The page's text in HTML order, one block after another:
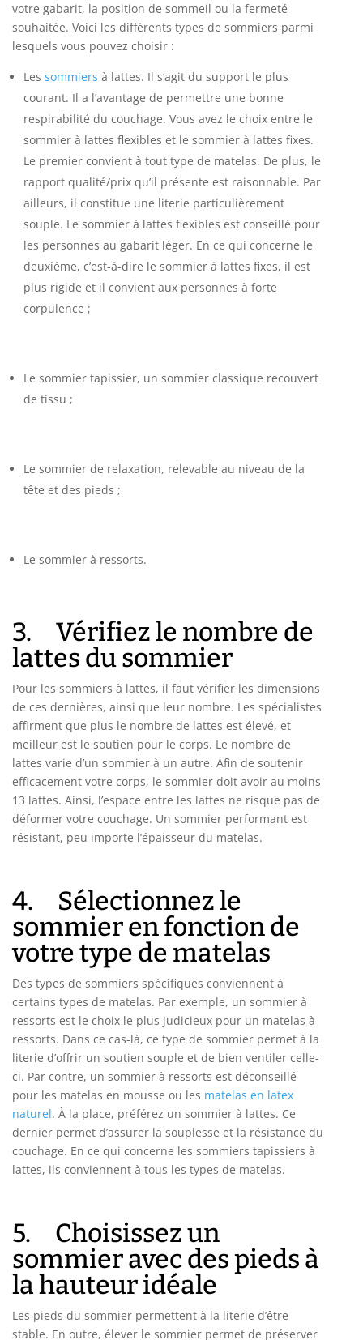
votre gabarit, la position de sommeil ou la fermeté
souhaitée. Voici les différents types de sommiers parmi
lesquels vous pouvez choisir :
Les sommiers à lattes. Il s’agit du support le plus
courant. Il a l’avantage de permettre une bonne
respirabilité du couchage. Vous avez le choix entre le
sommier à lattes flexibles et le sommier à lattes fixes.
Le premier convient à tout type de matelas. De plus, le
rapport qualité/prix qu’il présente est raisonnable. Par
ailleurs, il constitue une literie particulièrement
souple. Le sommier à lattes flexibles est conseillé pour
les personnes au gabarit léger. En ce qui concerne le
deuxième, c’est-à-dire le sommier à lattes fixes, il est
plus rigide et il convient aux personnes à forte
corpulence ;
Le sommier tapissier, un sommier classique recouvert
de tissu ;
Le sommier de relaxation, relevable au niveau de la
tête et des pieds ;
Le sommier à ressorts.
3. Vérifiez le nombre de
lattes du sommier
Pour les sommiers à lattes, il faut vérifier les dimensions
de ces dernières, ainsi que leur nombre. Les spécialistes
affirment que plus le nombre de lattes est élevé, et
meilleur est le soutien pour le corps. Le nombre de
lattes varie d’un sommier à un autre. Afin de soutenir
efficacement votre corps, le sommier doit avoir au moins
13 lattes. Ainsi, l’espace entre les lattes ne risque pas de
déformer votre couchage. Un sommier performant est
résistant, peu importe l’épaisseur du matelas.
4. Sélectionnez le
sommier en fonction de
votre type de matelas
Des types de sommiers spécifiques conviennent à
certains types de matelas. Par exemple, un sommier à
ressorts est le choix le plus judicieux pour un matelas à
ressorts. Dans ce cas-là, ce type de sommier permet à la
literie d’offrir un soutien souple et de bien ventiler celle-
ci. Par contre, un sommier à ressorts est déconseillé
pour les matelas en mousse ou les matelas en latex
naturel. À la place, préférez un sommier à lattes. Ce
dernier permet d’assurer la souplesse et la résistance du
couchage. En ce qui concerne les sommiers tapissiers à
lattes, ils conviennent à tous les types de matelas.
5. Choisissez un
sommier avec des pieds à
la hauteur idéale
Les pieds du sommier permettent à la literie d’être
stable. En outre, élever le sommier permet de préserver